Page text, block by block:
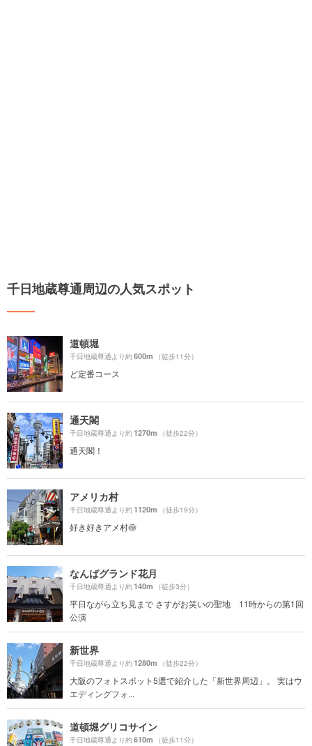
千日地蔵尊通周辺の人気スポット
道頓堀
千日地蔵尊通より約600m （徒歩11分）
ど定番コース
通天閣
千日地蔵尊通より約1270m （徒歩22分）
通天閣！
アメリカ村
千日地蔵尊通より約1120m （徒歩19分）
好き好きアメ村🍥
なんばグランド花月
千日地蔵尊通より約140m （徒歩3分）
平日ながら立ち見まで さすがお笑いの聖地 11時からの第1回
公演
新世界
千日地蔵尊通より約1280m （徒歩22分）
大阪のフォトスポット5選で紹介した「新世界周辺」。 実はウ
エディングフォ...
道頓堀グリコサイン
千日地蔵尊通より約610m （徒歩11分）